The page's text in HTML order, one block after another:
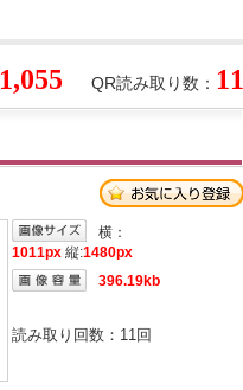
QR読み取り数： 11
1,055
横：
1011px 縦:1480px
396.19kb
読み取り回数： 11回